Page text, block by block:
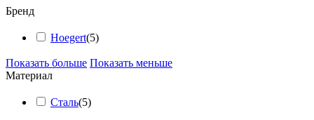
Бренд
Hoegert(5)
Показать больше Показать меньше
Материал
Сталь(5)